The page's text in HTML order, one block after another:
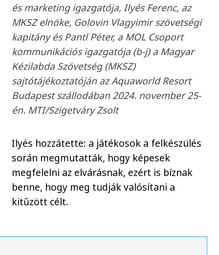
és marketing igazgatója, Ilyés Ferenc, az
MKSZ elnöke, Golovin Vlagyimir szövetségi
kapitány és Pantl Péter, a MOL Csoport
kommunikációs igazgatója (b-j) a Magyar
Kézilabda Szövetség (MKSZ)
sajtótájékoztatóján az Aquaworld Resort
Budapest szállodában 2024. november 25-
én. MTI/Szigetváry Zsolt
Ilyés hozzátette: a játékosok a felkészülés
során megmutatták, hogy képesek
megfelelni az elvárásnak, ezért is bíznak
benne, hogy meg tudják valósítani a
kitűzött célt.